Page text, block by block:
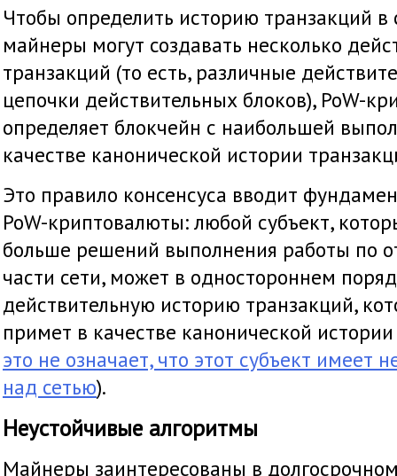
Чтобы определить историю транзакций в
майнеры могут создавать несколько
транзакций (то есть, различные
цепочки действительных блоков), PoW-
определяет блокчейн с наибольшей
качестве канонической истории
Это правило консенсуса вводит
PoW-криптовалюты: любой субъект,
больше решений выполнения работы по
части сети, может в одностороннем
действительную историю транзакций,
примет в качестве канонической
это не означает, что этот субъект имеет
над сетью).
Неустойчивые алгоритмы
Майнеры заинтересованы в